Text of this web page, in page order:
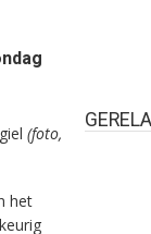
(foto,
het